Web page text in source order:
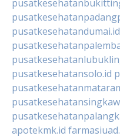
pusatkesehatandumai.id
pusatkesehatansolo.id
apotekmk.id